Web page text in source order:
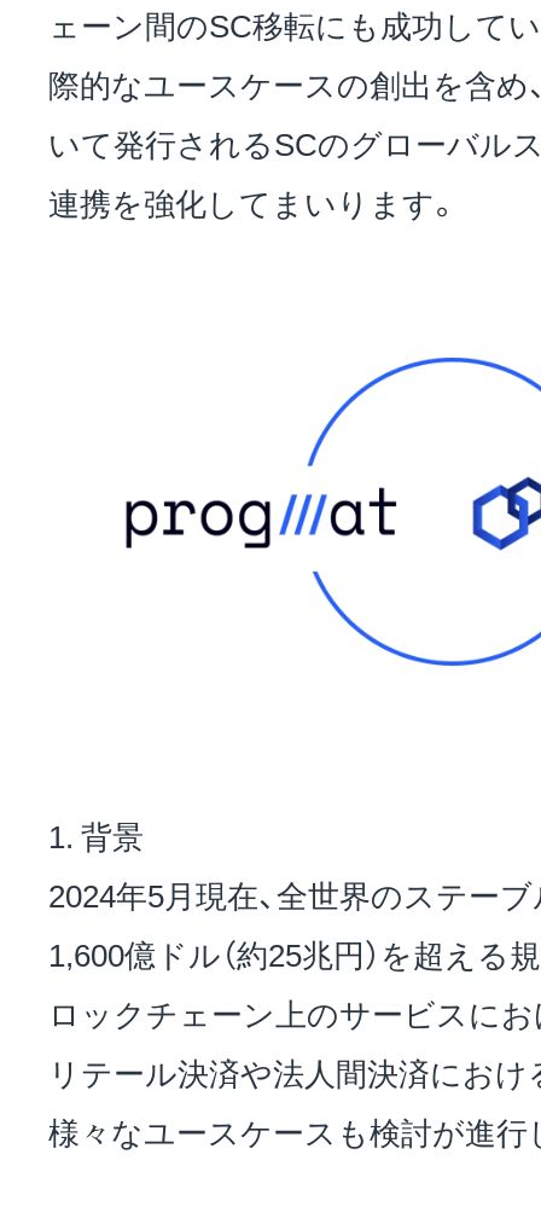
ェーン間のSC移転にも成功してい
際的なユースケースの創出を含め
いて発行されるSCのグローバル
連携を強化してまいります。
1. 背景
2024年5月現在、全世界のステー
1,600億ドル（約25兆円）を超える
ロックチェーン上のサービスに
リテール決済や法人間決済にお
様々なユースケースも検討が進行